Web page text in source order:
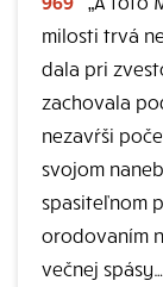
milosti trvá
dala pri
zachovala
nezavŕši
svojom
spasiteľnom
orodovaním
večnej